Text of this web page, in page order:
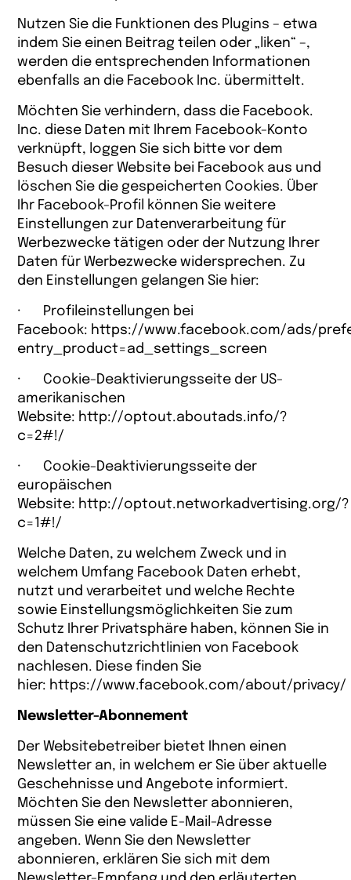
Nutzen Sie die Funktionen des Plugins – etwa
indem Sie einen Beitrag teilen oder „liken“ –,
werden die entsprechenden Informationen
ebenfalls an die Facebook Inc. übermittelt.
Möchten Sie verhindern, dass die Facebook.
Inc. diese Daten mit Ihrem Facebook-Konto
verknüpft, loggen Sie sich bitte vor dem
Besuch dieser Website bei Facebook aus und
löschen Sie die gespeicherten Cookies. Über
Ihr Facebook-Profil können Sie weitere
Einstellungen zur Datenverarbeitung für
Werbezwecke tätigen oder der Nutzung Ihrer
Daten für Werbezwecke widersprechen. Zu
den Einstellungen gelangen Sie hier:
· Profileinstellungen bei
Facebook: https://www.facebook.com/ads/
entry_product=ad_settings_screen
· Cookie-Deaktivierungsseite der US-
amerikanischen
Website: http://optout.aboutads.info/?
c=2#!/
· Cookie-Deaktivierungsseite der
europäischen
Website: http://optout.networkadvertising.org/?
c=1#!/
Welche Daten, zu welchem Zweck und in
welchem Umfang Facebook Daten erhebt,
nutzt und verarbeitet und welche Rechte
sowie Einstellungsmöglichkeiten Sie zum
Schutz Ihrer Privatsphäre haben, können Sie in
den Datenschutzrichtlinien von Facebook
nachlesen. Diese finden Sie
hier: https://www.facebook.com/about/privacy/
Newsletter-Abonnement
Der Websitebetreiber bietet Ihnen einen
Newsletter an, in welchem er Sie über aktuelle
Geschehnisse und Angebote informiert.
Möchten Sie den Newsletter abonnieren,
müssen Sie eine valide E-Mail-Adresse
angeben. Wenn Sie den Newsletter
abonnieren, erklären Sie sich mit dem